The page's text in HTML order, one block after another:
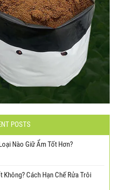
POSTS
Nào Giữ Ẩm Tốt Hơn?
Không? Cách Hạn Chế Rửa Trôi